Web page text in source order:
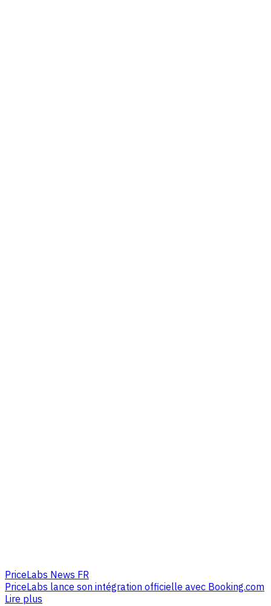
PriceLabs News FR
PriceLabs lance son intégration officielle avec Booking.com
Lire plus